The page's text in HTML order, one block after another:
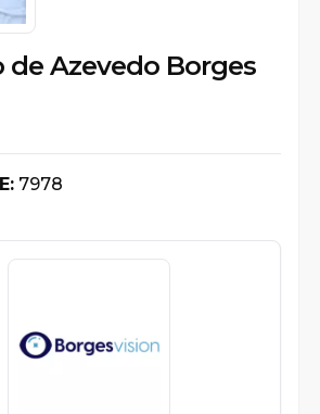
de Azevedo Borges
7978